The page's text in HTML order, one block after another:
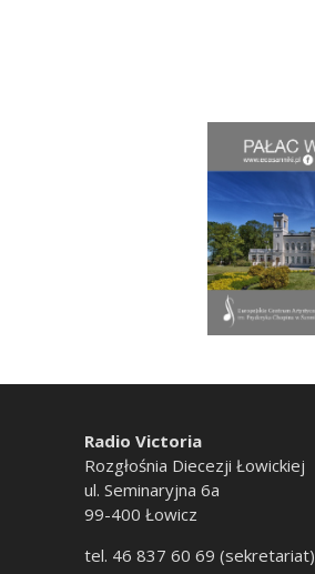
Radio Victoria
Rozgłośnia Diecezji Łowickiej
ul. Seminaryjna 6a
99-400 Łowicz
tel. 46 837 60 69 (sekretariat)